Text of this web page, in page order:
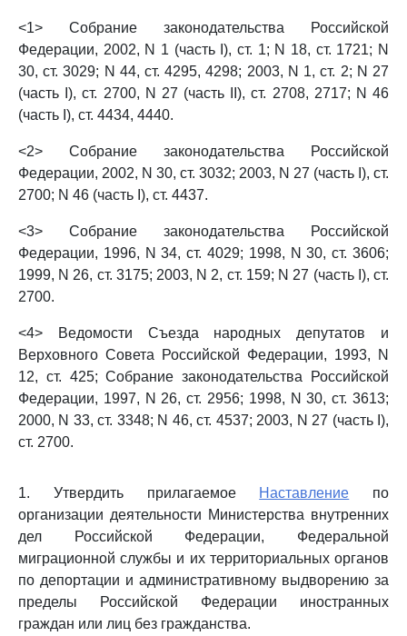
<1> Собрание законодательства Российской
Федерации, 2002, N 1 (часть I), ст. 1; N 18, ст. 1721; N
30, ст. 3029; N 44, ст. 4295, 4298; 2003, N 1, ст. 2; N 27
(часть I), ст. 2700, N 27 (часть II), ст. 2708, 2717; N 46
(часть I), ст. 4434, 4440.
<2> Собрание законодательства Российской
Федерации, 2002, N 30, ст. 3032; 2003, N 27 (часть I), ст.
2700; N 46 (часть I), ст. 4437.
<3> Собрание законодательства Российской
Федерации, 1996, N 34, ст. 4029; 1998, N 30, ст. 3606;
1999, N 26, ст. 3175; 2003, N 2, ст. 159; N 27 (часть I), ст.
2700.
<4> Ведомости Съезда народных депутатов и
Верховного Совета Российской Федерации, 1993, N
12, ст. 425; Собрание законодательства Российской
Федерации, 1997, N 26, ст. 2956; 1998, N 30, ст. 3613;
2000, N 33, ст. 3348; N 46, ст. 4537; 2003, N 27 (часть I),
ст. 2700.
1. Утвердить прилагаемое Наставление по
организации деятельности Министерства внутренних
дел Российской Федерации, Федеральной
миграционной службы и их территориальных органов
по депортации и административному выдворению за
пределы Российской Федерации иностранных
граждан или лиц без гражданства.